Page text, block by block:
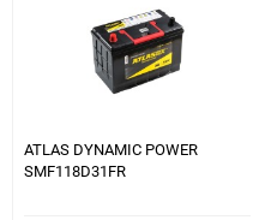
ATLAS DYNAMIC POWER
SMF118D31FR